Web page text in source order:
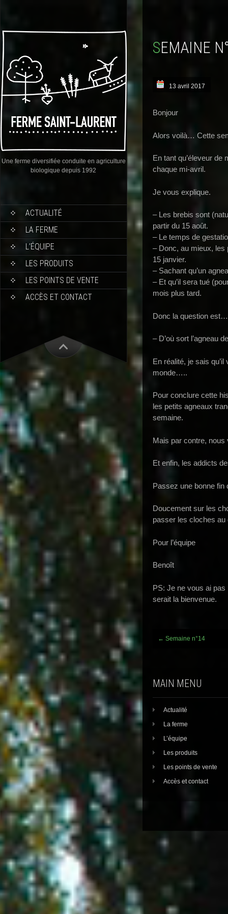
Une ferme diversifiée conduite en agriculture
biologique depuis 1992
ACTUALITÉ
LA FERME
L’ÉQUIPE
LES PRODUITS
LES POINTS DE VENTE
ACCÈS ET CONTACT
SEMAINE
13 avril 2017
Bonjour
Alors voilà… Cette
En tant qu’éleveur de
chaque mi-avril.
Je vous explique.
– Les brebis sont
partir du 15 août.
– Le temps de
– Donc, au mieux, les
15 janvier.
– Sachant qu’un
– Et qu’il sera tué
mois plus tard.
Donc la question
– D’où sort l’agneau
En réalité, je sais qu’il
monde…..
Pour conclure cette
les petits agneaux
semaine.
Mais par contre, nous
Et enfin, les addicts
Passez une bonne fin
Doucement sur les
passer les cloches
Pour l’équipe
Benoît
PS: Je ne vous ai pas
serait la bienvenue.
Post
← Semaine n°14
MAIN MENU
Actualité
La ferme
L’équipe
Les produits
Les points de vente
Accès et contact